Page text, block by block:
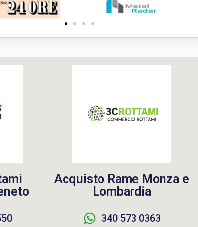
Acquisto Rame Monza e
Lombardia
340 573 0363